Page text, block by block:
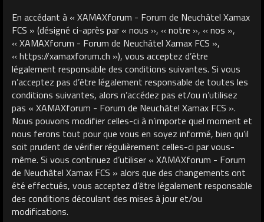
En accédant à « XAMAXforum - Forum de Neuchâtel Xamax
FCS » (désigné ci-après par « nous », « notre », « nos »,
« XAMAXforum - Forum de Neuchâtel Xamax FCS »,
« https://xamaxforum.ch »), vous acceptez d’être
légalement responsable des conditions suivantes. Si vous
n’acceptez pas d’être légalement responsable de toutes les
conditions suivantes, alors n’accédez pas et/ou n’utilisez
pas « XAMAXforum - Forum de Neuchâtel Xamax FCS ».
Nous pouvons modifier celles-ci à n’importe quel moment et
nous ferons tout pour que vous en soyez informé, bien qu’il
soit prudent de vérifier régulièrement celles-ci par vous-
même. Si vous continuez d’utiliser « XAMAXforum - Forum
de Neuchâtel Xamax FCS » alors que des changements ont
été effectués, vous acceptez d’être légalement responsable
des conditions découlant des mises à jour et/ou
modifications.